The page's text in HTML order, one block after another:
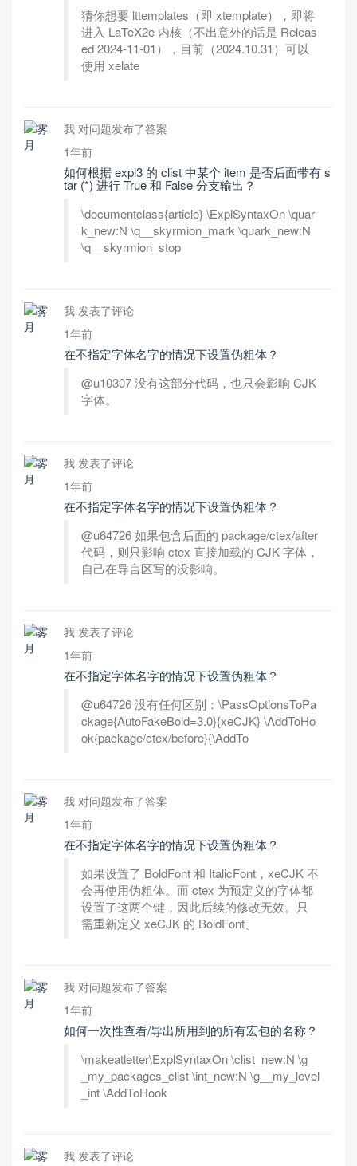
猜你想要 lttemplates（即 xtemplate），即将
进入 LaTeX2e 内核（不出意外的话是 Releas
ed 2024-11-01），目前（2024.10.31）可以
使用 xelate
我 对问题发布了答案
1年前
如何根据 expl3 的 clist 中某个 item 是否后面带有 s
tar (*) 进行 True 和 False 分支输出？
\documentclass{article} \ExplSyntaxOn \quar
k_new:N \q__skyrmion_mark \quark_new:N
\q__skyrmion_stop
我 发表了评论
1年前
在不指定字体名字的情况下设置伪粗体？
@u10307 没有这部分代码，也只会影响 CJK
字体。
我 发表了评论
1年前
在不指定字体名字的情况下设置伪粗体？
@u64726 如果包含后面的 package/ctex/after
代码，则只影响 ctex 直接加载的 CJK 字体，
自己在导言区写的没影响。
我 发表了评论
1年前
在不指定字体名字的情况下设置伪粗体？
@u64726 没有任何区别：\PassOptionsToPa
ckage{AutoFakeBold=3.0}{xeCJK} \AddToHo
ok{package/ctex/before}{\AddTo
我 对问题发布了答案
1年前
在不指定字体名字的情况下设置伪粗体？
如果设置了 BoldFont 和 ItalicFont，xeCJK 不
会再使用伪粗体。而 ctex 为预定义的字体都
设置了这两个键，因此后续的修改无效。只
需重新定义 xeCJK 的 BoldFont、
我 对问题发布了答案
1年前
如何一次性查看/导出所用到的所有宏包的名称？
\makeatletter\ExplSyntaxOn \clist_new:N \g_
_my_packages_clist \int_new:N \g__my_level
_int \AddToHook
我 发表了评论